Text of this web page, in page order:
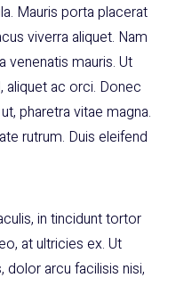
Mauris porta placerat
viverra aliquet. Nam
venenatis mauris. Ut
aliquet ac orci. Donec
pharetra vitae magna.
rutrum. Duis eleifend
in tincidunt tortor
at ultricies ex. Ut
dolor arcu facilisis nisi,